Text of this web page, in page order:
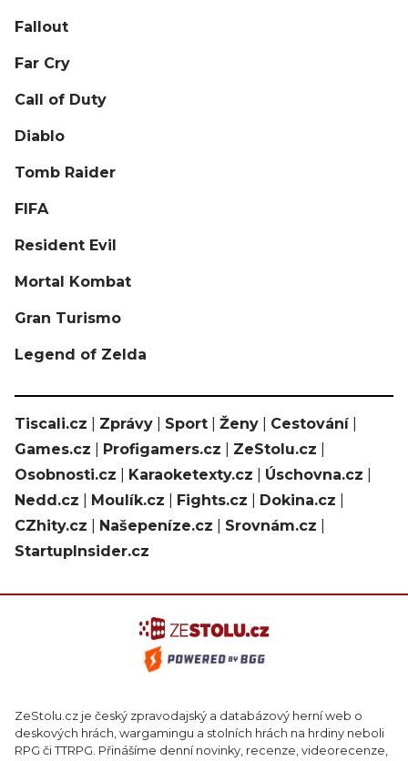
Fallout
Far Cry
Call of Duty
Diablo
Tomb Raider
FIFA
Resident Evil
Mortal Kombat
Gran Turismo
Legend of Zelda
Tiscali.cz Zprávy Sport Ženy Cestování|
Games.cz
Profigamers.cz ZeStolu.cz
Osobnosti.cz
Karaoketexty.cz Úschovna.cz
Nedd.cz
Moulík.cz Fights.cz Dokina.cz
CZhity.cz
Našepeníze.cz Srovnám.cz
StartupInsider.cz
ZeStolu.cz je český zpravodajský a databázový herní web o
deskových hrách, wargamingu a stolních hrách na hrdiny neboli
RPG či TTRPG. Přinášíme denní novinky, recenze, videorecenze,